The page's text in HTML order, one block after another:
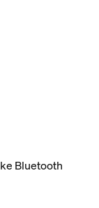
Bluetooth